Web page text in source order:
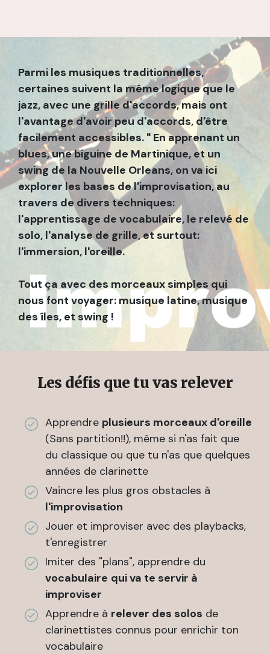
Parmi les musiques traditionnelles,
certaines suivent la même logique que le
jazz, avec une grille d'accords, mais ont
l'avantage d'avoir peu d'accords, d'être
facilement accessibles. " En apprenant un
blues, une biguine de Martinique, et un
swing de la Nouvelle Orleans, on va ici
explorer les bases de l'improvisation, au
travers de divers techniques:
l'apprentissage de vocabulaire, le relevé de
solo, l'analyse de grille, et surtout:
l'immersion, l'oreille.
Tout ça avec des morceaux simples qui
nous font voyager: musique latine, musique
des îles, et swing !
Les défis que tu vas relever
Apprendre plusieurs morceaux d'oreille
(Sans partition!!), même si n'as fait que
du classique ou que tu n'as que quelques
années de clarinette
Vaincre les plus gros obstacles à
l'improvisation
Jouer et improviser avec des playbacks,
t'enregistrer
Imiter des "plans", apprendre du
vocabulaire qui va te servir à
improviser
Apprendre à relever des solos de
clarinettistes connus pour enrichir ton
vocabulaire